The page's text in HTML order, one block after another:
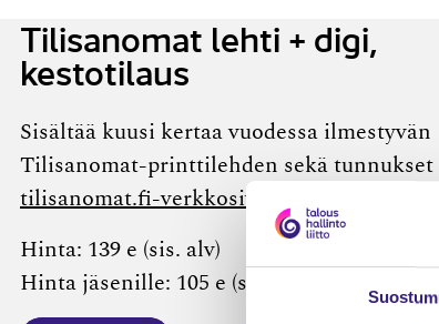
Tilisanomat lehti + digi,
kestotilaus
Sisältää kuusi kertaa vuodessa ilmestyvän
Tilisanomat-​printtilehden sekä tunnukset
tilisanomat.fi-verkkosivuille
Hinta: 139 e (sis. alv)
Hinta jäsenille: 105 e (sis. alv)